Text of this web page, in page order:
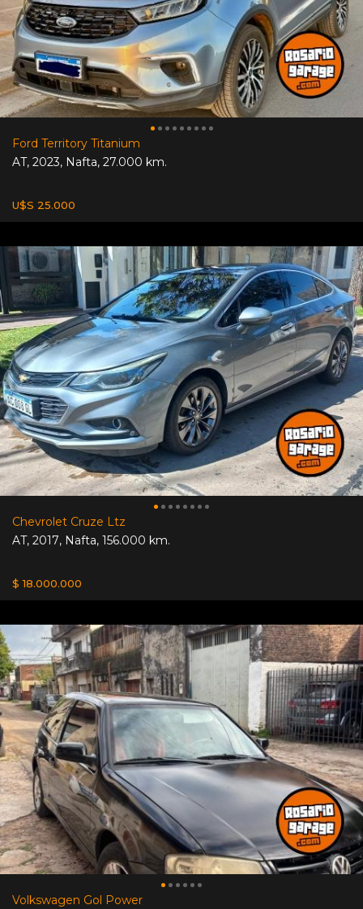
Ford Territory Titanium
AT, 2023, Nafta, 27.000 km.
U$S 25.000
Chevrolet Cruze Ltz
AT, 2017, Nafta, 156.000 km.
$ 18.000.000
Volkswagen Gol Power